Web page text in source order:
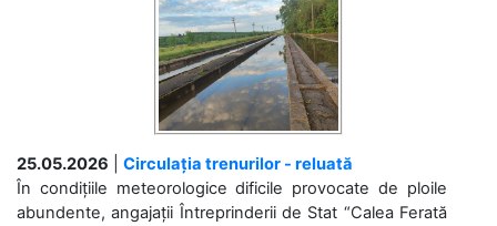
25.05.2026
Circulația trenurilor - reluată
În condițiile meteorologice dificile provocate de ploile
abundente, angajații Întreprinderii de Stat “Calea Ferată